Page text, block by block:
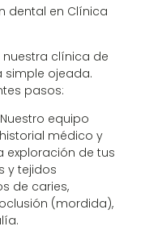
dental en Clínica
clínica de
simple ojeada.
pasos:
equipo
médico y
exploración de tus
y tejidos
de caries,
(mordida),